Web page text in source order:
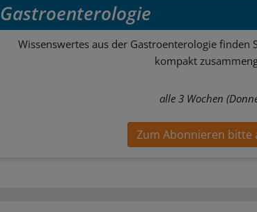
Gastroenterologie
Wissenswertes aus der Gastroenterologie finden
kompakt
alle 3 Wochen
Zum Abonnieren bitte